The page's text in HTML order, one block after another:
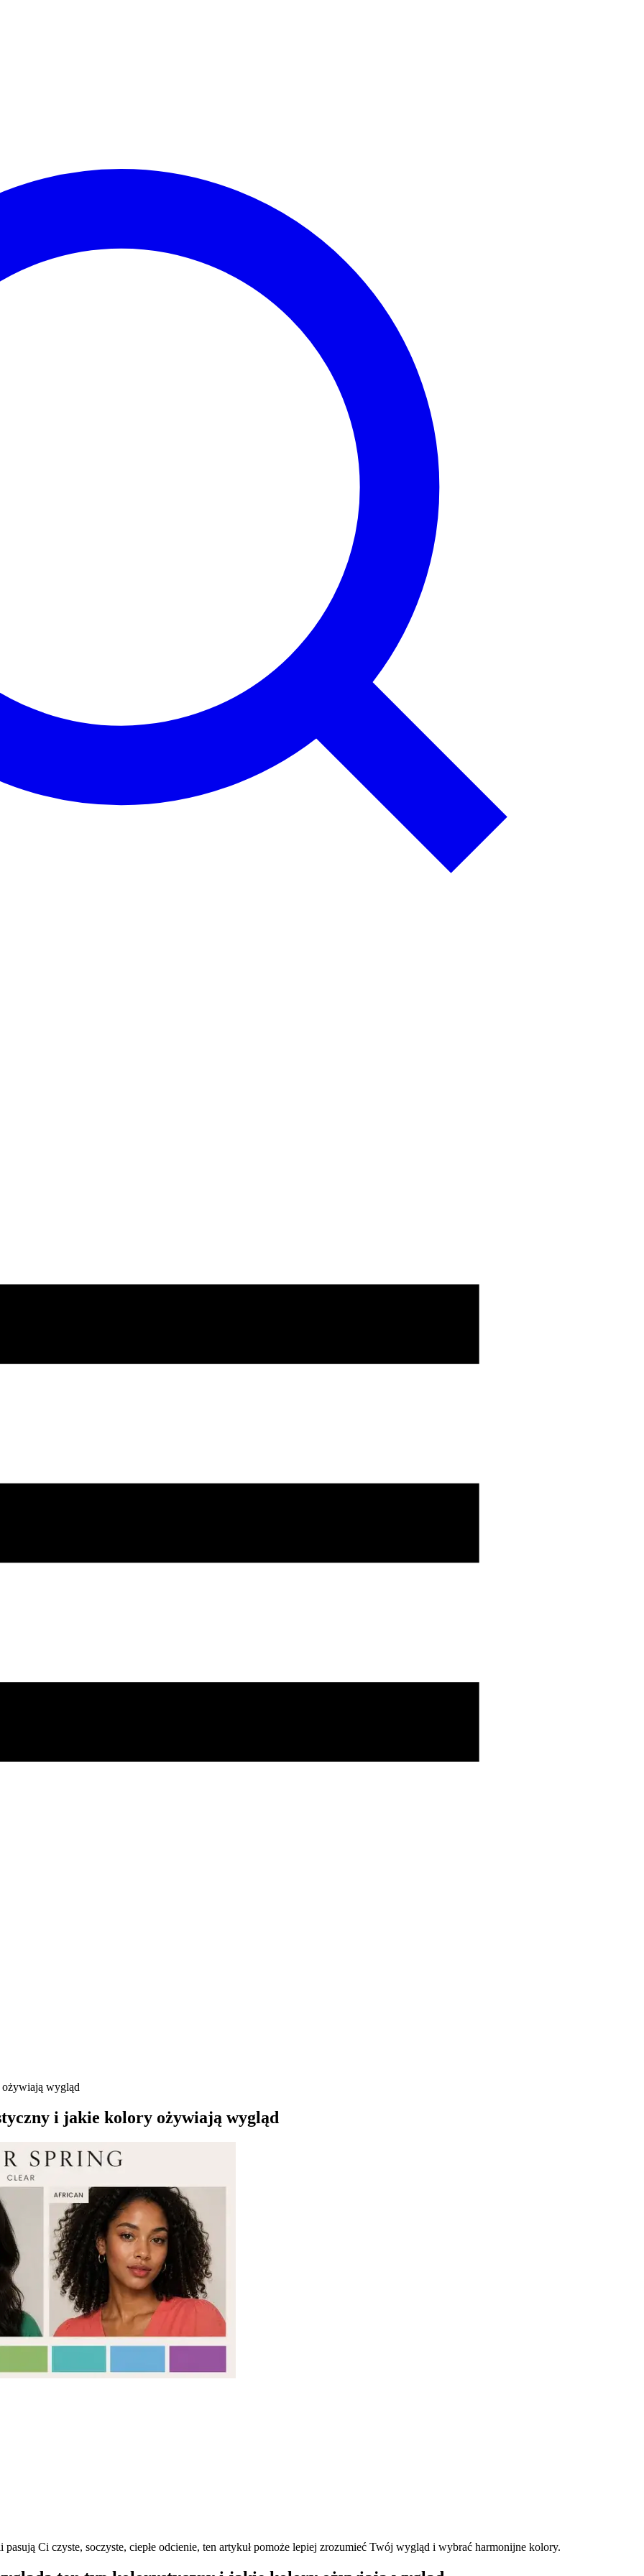
ożywiają wygląd
i jakie kolory ożywiają wygląd
Ci czyste, soczyste, ciepłe odcienie, ten artykuł pomoże lepiej zrozumieć Twój wygląd i wybrać harmonijne kolory.